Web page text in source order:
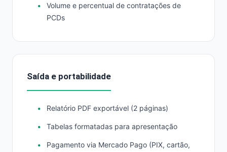
Volume e percentual de contratações de
PCDs
Saída e portabilidade
Relatório PDF exportável (2 páginas)
Tabelas formatadas para apresentação
Pagamento via Mercado Pago (PIX, cartão,